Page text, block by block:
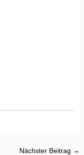
Nächster Beitrag →